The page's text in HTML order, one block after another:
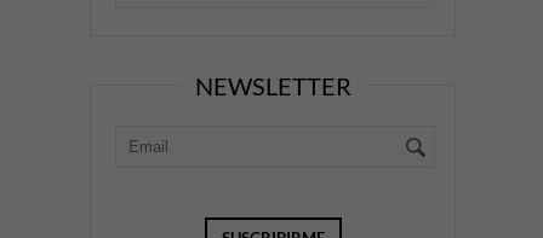
NEWSLETTER